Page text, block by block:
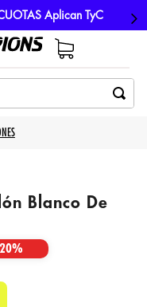
Aplican TyC
Blanco De